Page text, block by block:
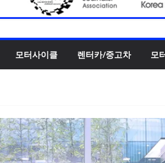
모터사이클 렌터카/중고차 모